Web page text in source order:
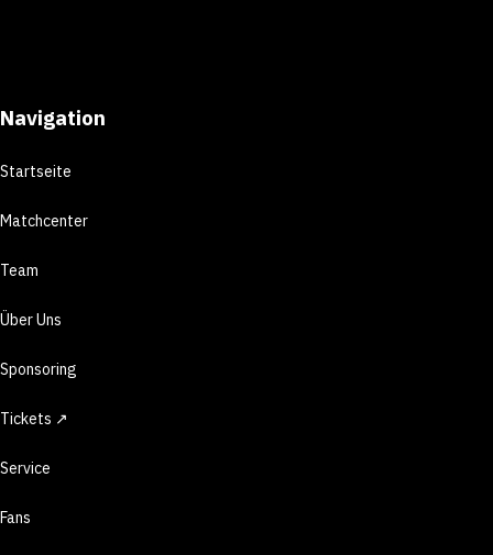
Navigation
Startseite
Matchcenter
Team
Über Uns
Sponsoring
Tickets ↗
Service
Fans